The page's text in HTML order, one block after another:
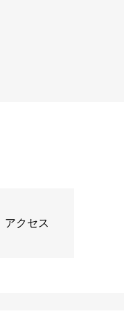
アクセス